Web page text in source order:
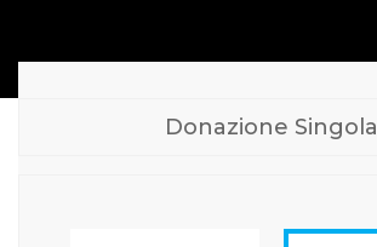
Donazione Singola